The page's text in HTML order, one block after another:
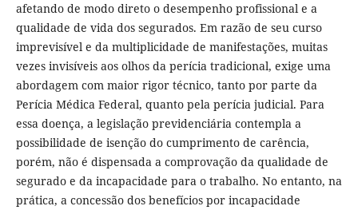
afetando de modo direto o desempenho profissional e a
qualidade de vida dos segurados. Em razão de seu curso
imprevisível e da multiplicidade de manifestações, muitas
vezes invisíveis aos olhos da perícia tradicional, exige uma
abordagem com maior rigor técnico, tanto por parte da
Perícia Médica Federal, quanto pela perícia judicial. Para
essa doença, a legislação previdenciária contempla a
possibilidade de isenção do cumprimento de carência,
porém, não é dispensada a comprovação da qualidade de
segurado e da incapacidade para o trabalho. No entanto, na
prática, a concessão dos benefícios por incapacidade